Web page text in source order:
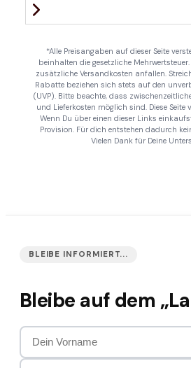
*Alle Preisangaben auf dieser Seite
beinhalten die gesetzliche
zusätzliche Versandkosten anfallen.
Rabatte beziehen sich stets auf den
(UVP). Bitte beachte, dass
und Lieferkosten möglich sind. Diese Seite
Wenn Du über einen dieser Links
Provision. Für dich entstehen dadurch
Vielen Dank für Deine
BLEIBE INFORMIERT...
Bleibe auf dem